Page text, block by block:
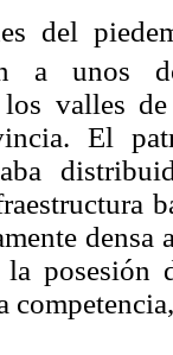
del
a unos
valles
El
la